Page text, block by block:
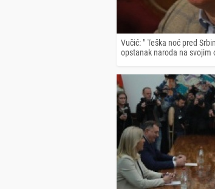
Vučić: " Teška noć pred
opstanak naroda na svojim